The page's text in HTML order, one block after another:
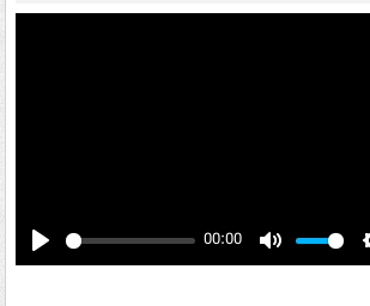
Play
00:00
Mute